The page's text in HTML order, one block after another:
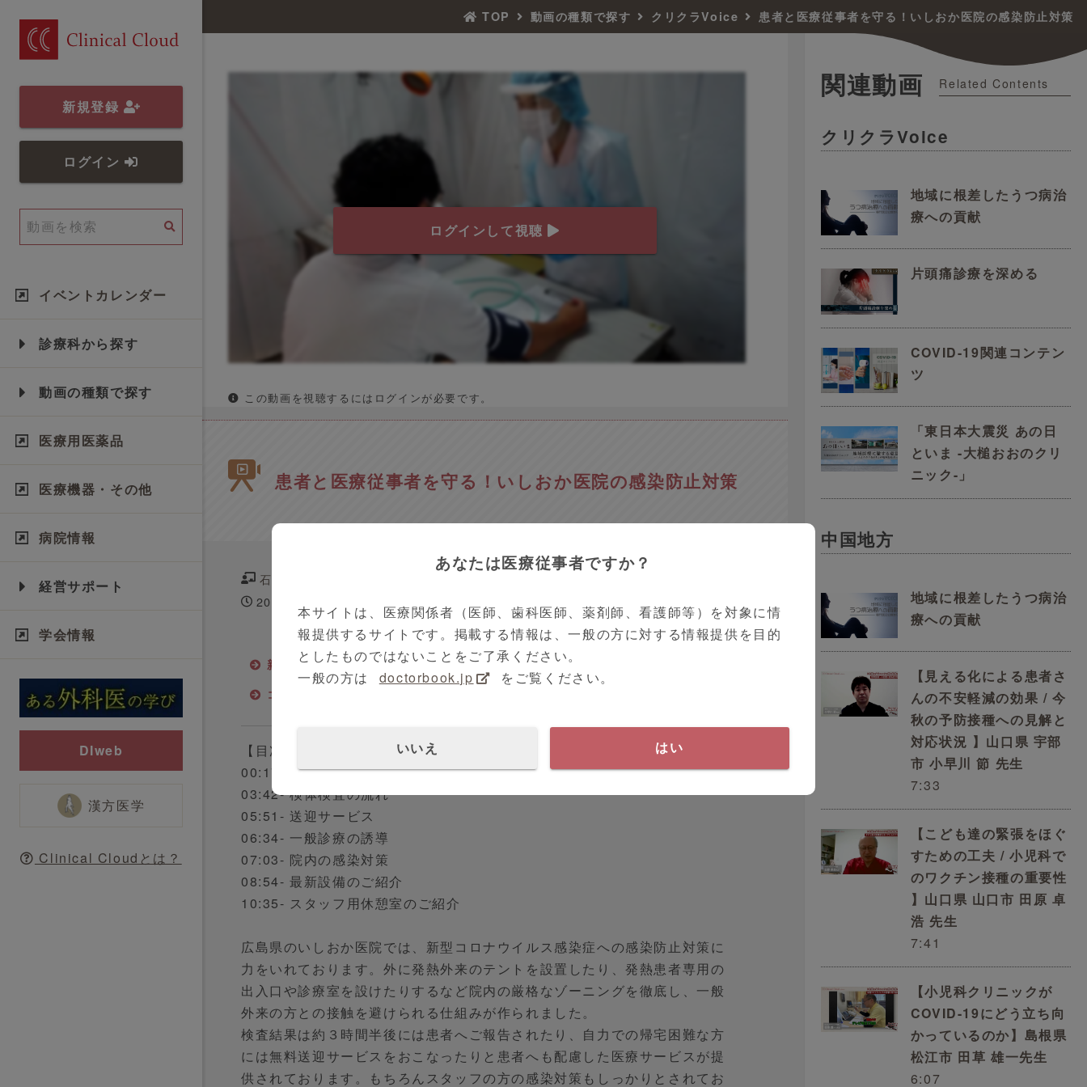
新規登録
ログイン
イベントカレンダー
診療科から探す
動画の種類で探す
医療用医薬品
医療機器・その他
病院情報
経営サポート
学会情報
DIweb
漢方医学
Clinical Cloudとは？
TOP 動画の種類で探す クリクラVoice 患者と医療従事者を守る！いしおか医院の感染防止対策
ログインして視聴
この動画を視聴するにはログインが必要です。
患者と医療従事者を守る！いしおか医院の感染防止対策
石岡 英彦 先生
2021年11月11日 08時00分
新型コロナウイルス感染症 いしおか医院 医師
コメディカル
【目次】
00:17- 発熱外来の流れ
03:42- 検体検査の流れ
05:51- 送迎サービス
06:34- 一般診療の誘導
07:03- 院内の感染対策
08:54- 最新設備のご紹介
10:35- スタッフ用休憩室のご紹介
広島県のいしおか医院では、新型コロナウイルス感染症への感染防止対策に
力をいれております。外に発熱外来のテントを設置したり、発熱患者専用の
出入口や診療室を設けたりするなど院内の厳格なゾーニングを徹底し、一般
外来の方との接触を避けられる仕組みが作られました。
検査結果は約３時間半後には患者へご報告されたり、自力での帰宅困難な方
には無料送迎サービスをおこなったりと患者へも配慮した医療サービスが提
供されております。もちろんスタッフの方の感染対策もしっかりとされてお
関連動画 Related Contents
クリクラVoice
地域に根差したうつ病治
療への貢献
片頭痛診療を深める
COVID-19関連コンテン
ツ
「東日本大震災 あの日
といま -大槌おおのクリ
ニック-」
中国地方
地域に根差したうつ病治
療への貢献
【見える化による患者さ
んの不安軽減の効果 / 今
秋の予防接種への見解と
対応状況 】山口県 宇部
市 小早川 節 先生
7:33
【こども達の緊張をほぐ
すための工夫 / 小児科で
のワクチン接種の重要性
】山口県 山口市 田原 卓
浩 先生
7:41
【小児科クリニックが
COVID-19にどう立ち向
かっているのか】島根県
松江市 田草 雄一先生
6:07
あなたは医療従事者ですか？
本サイトは、医療関係者（医師、歯科医師、薬剤師、看護師等）を対象に情
報提供するサイトです。掲載する情報は、一般の方に対する情報提供を目的
としたものではないことをご了承ください。
一般の方は
doctorbook.jp をご覧ください。
いいえ はい